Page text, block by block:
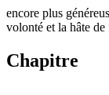
encore plus
volonté et la hâte de
Chapitre